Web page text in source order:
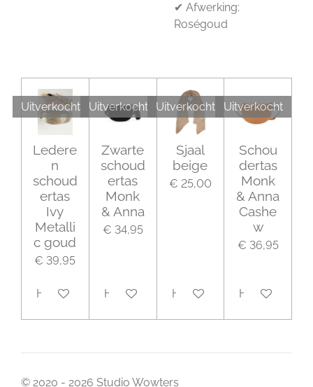
✔ Afwerking:
Roségoud
Uitverkocht
Ledere
n
schoud
ertas
Ivy
Metalli
c goud
€ 39,95
Houd mij op de hoogte
Uitverkocht
Zwarte
schoud
ertas
Monk
& Anna
€ 34,95
Houd mij op de hoogte
Uitverkocht
Sjaal
beige
€ 25,00
Houd mij op de hoogte
Uitverkocht
Schou
dertas
Monk
& Anna
Cashe
w
€ 36,95
Houd mij op
© 2020 - 2026 Studio Wowters